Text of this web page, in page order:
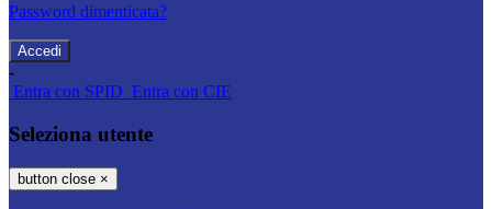
Password dimenticata?
-
Entra con SPID Entra con CIE
Seleziona utente
button close ×